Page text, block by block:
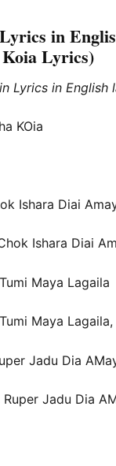
in
Lyrics)
Lyrics in English
KOia
Ishara Diai
Ishara Diai
Maya Lagaila
Maya Lagaila,
Jadu Dia
Jadu Dia